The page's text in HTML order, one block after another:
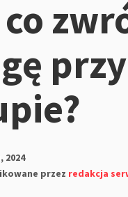
co
przy
2024
przez redakcja